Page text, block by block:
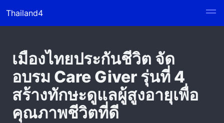
Thailand4
เมืองไทยประกันชีวิต จัด
อบรม Care Giver รุ่นที่ 4
สร้างทักษะดูแลผู้สูงอายุเพื่อ
คุณภาพชีวิตที่ดี